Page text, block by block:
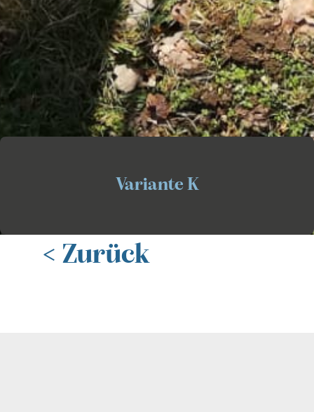
Variante K
< Zurück